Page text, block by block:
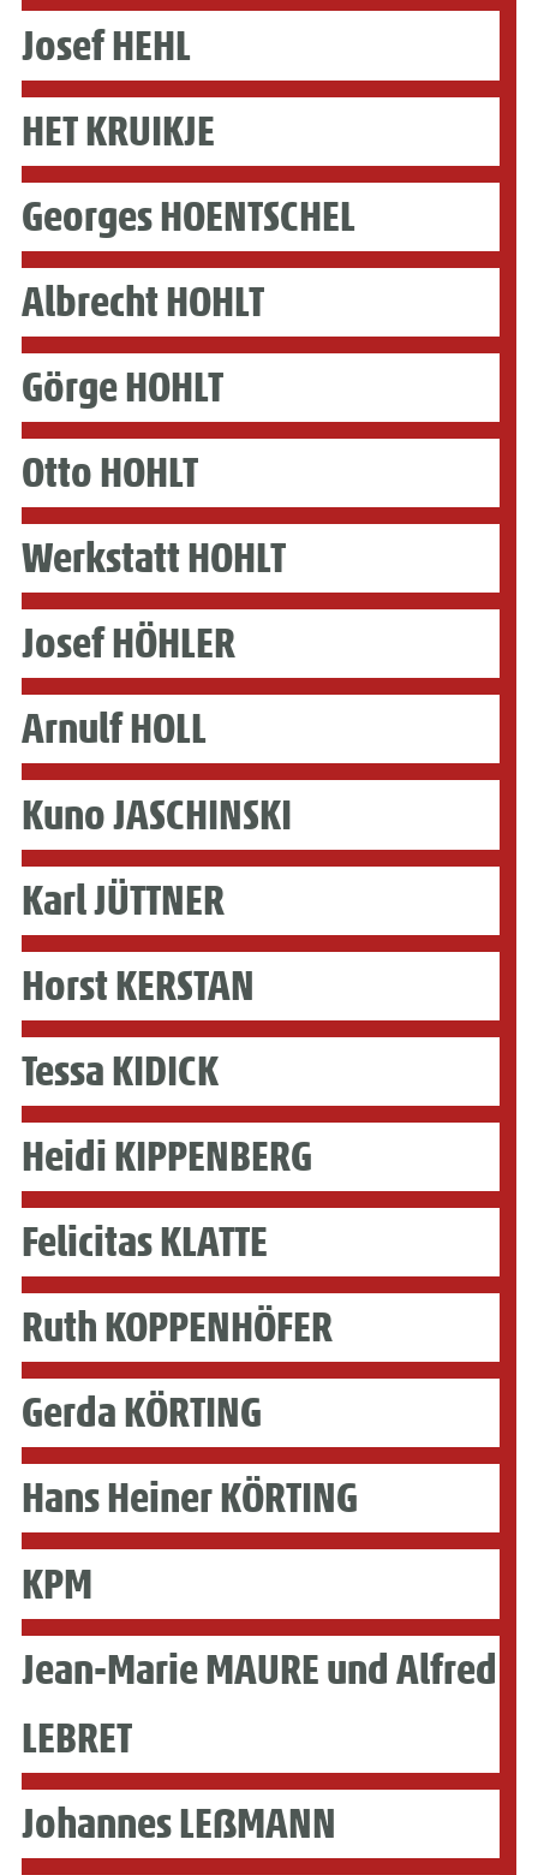
Josef HEHL
HET KRUIKJE
Georges HOENTSCHEL
Albrecht HOHLT
Görge HOHLT
Otto HOHLT
Werkstatt HOHLT
Josef HÖHLER
Arnulf HOLL
Kuno JASCHINSKI
Karl JÜTTNER
Horst KERSTAN
Tessa KIDICK
Heidi KIPPENBERG
Felicitas KLATTE
Ruth KOPPENHÖFER
Gerda KÖRTING
Hans Heiner KÖRTING
KPM
Jean-Marie MAURE und Alfred
LEBRET
Johannes LEẞMANN